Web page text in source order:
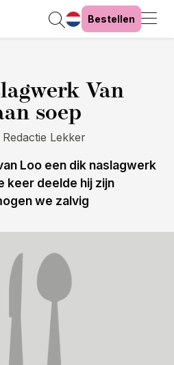
Bestellen
Van
soep
Redactie Lekker
Loo een dik naslagwerk
keer deelde hij zijn
we zalvig